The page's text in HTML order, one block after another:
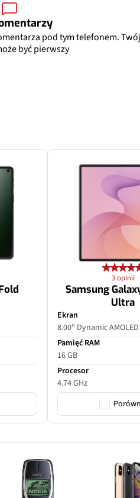
pod tym telefonem. Twój
być pierwszy
3 opinii
Samsung
Ultra
Ekran
8.00" Dynamic AMOLED
Pamięć RAM
16 GB
Procesor
4.74 GHz